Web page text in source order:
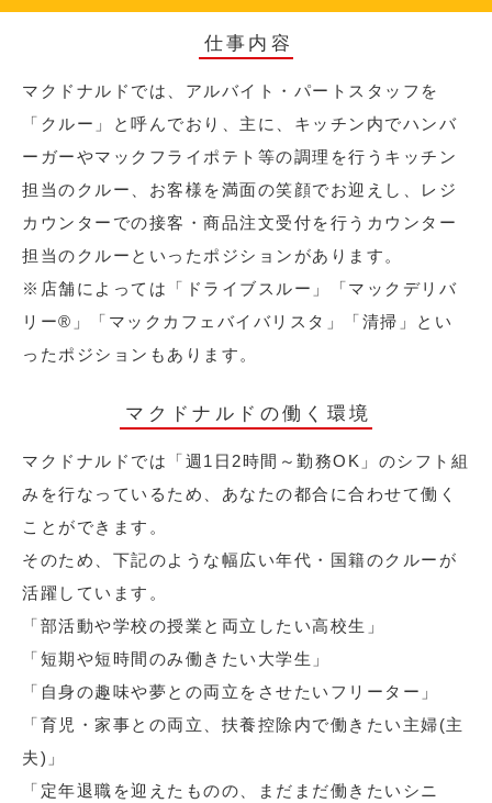
仕事内容
マクドナルドでは、アルバイト・パートスタッフを
「クルー」と呼んでおり、主に、キッチン内でハンバ
ーガーやマックフライポテト等の調理を行うキッチン
担当のクルー、お客様を満面の笑顔でお迎えし、レジ
カウンターでの接客・商品注文受付を行うカウンター
担当のクルーといったポジションがあります。
※店舗によっては「ドライブスルー」「マックデリバ
リー®︎」「マックカフェバイバリスタ」「清掃」とい
ったポジションもあります。
マクドナルドの働く環境
マクドナルドでは「週1日2時間～勤務OK」のシフト組
みを行なっているため、あなたの都合に合わせて働く
ことができます。
そのため、下記のような幅広い年代・国籍のクルーが
活躍しています。
「部活動や学校の授業と両立したい高校生」
「短期や短時間のみ働きたい大学生」
「自身の趣味や夢との両立をさせたいフリーター」
「育児・家事との両立、扶養控除内で働きたい主婦(主
夫)」
「定年退職を迎えたものの、まだまだ働きたいシニ